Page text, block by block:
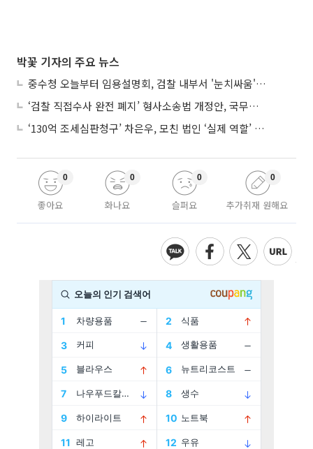
박꽃 기자의 주요 뉴스
중수청 오늘부터 임용설명회, 검찰 내부서 '눈치싸움' 기류변화도
‘검찰 직접수사 완전 폐지’ 형사소송법 개정안, 국무회의 통과
‘130억 조세심판청구’ 차은우, 모친 법인 ‘실제 역할’ 다툴 듯
좋아요
0
화나요
0
슬퍼요
0
추가취재 원해요
0